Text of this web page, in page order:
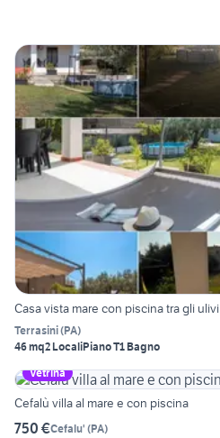
Casa vista mare con piscina tra gli ulivi
Terrasini(PA)
46 mq2 LocaliPiano T1 Bagno
Vetrina
Cefalù villa al mare e con piscina
750 €Cefalu' (PA)